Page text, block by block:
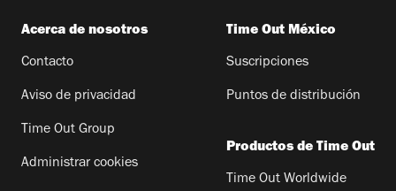
Acerca de nosotros
Contacto
Aviso de privacidad
Time Out Group
Administrar cookies
Time Out México
Suscripciones
Puntos de distribución
Productos de Time Out
Time Out Worldwide